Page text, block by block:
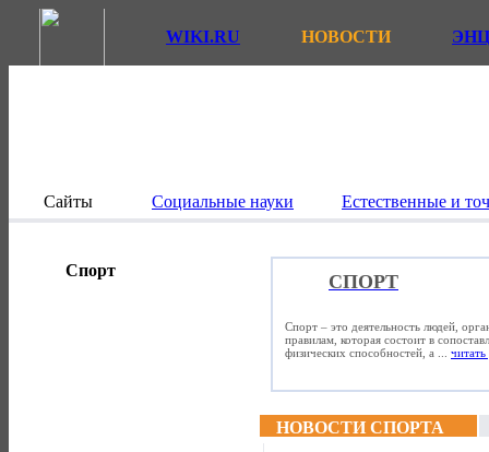
WIKI.RU НОВОСТИ
Сайты Социальные науки Естественные и
Спорт
СПОРТ
Спорт – это деятельность людей,
правилам, которая состоит в
физических способностей, а ... читать
НОВОСТИ СПОРТА